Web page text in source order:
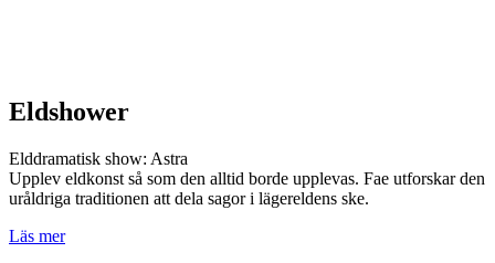
Eldshower
Elddramatisk show: Astra
Upplev eldkonst så som den alltid borde upplevas. Fae utforskar den
uråldriga traditionen att dela sagor i lägereldens ske.
Läs mer